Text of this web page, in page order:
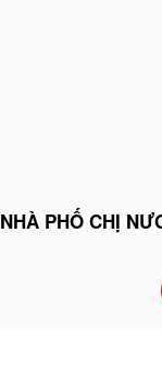
NHÀ PHỐ CHỊ